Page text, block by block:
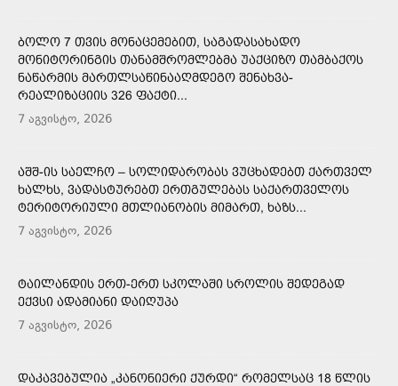
ᲑᲝᲚᲝ 7 ᲗᲕᲘᲡ ᲛᲝᲜᲐᲪᲔᲛᲔᲑᲘᲗ, ᲡᲐᲒᲐᲓᲐᲡᲐᲮᲐᲓᲝ
ᲛᲝᲜᲘᲢᲝᲠᲘᲜᲒᲘᲡ ᲗᲐᲜᲐᲛᲨᲠᲝᲛᲚᲔᲑᲛᲐ ᲣᲐᲥᲪᲘᲖᲝ ᲗᲐᲛᲑᲐᲥᲝᲡ
ᲜᲐᲬᲐᲠᲛᲘᲡ ᲛᲐᲠᲗᲚᲡᲐᲬᲘᲜᲐᲐᲦᲛᲓᲔᲒᲝ ᲨᲔᲜᲐᲮᲕᲐ-
ᲠᲔᲐᲚᲘᲖᲐᲪᲘᲘᲡ 326 ᲤᲐᲥᲢᲘ...
7 აგვისტო, 2026
ᲐᲨᲨ-ᲘᲡ ᲡᲐᲔᲚᲩᲝ – ᲡᲝᲚᲘᲓᲐᲠᲝᲑᲐᲡ ᲕᲣᲪᲮᲐᲓᲔᲑᲗ ᲥᲐᲠᲗᲕᲔᲚ
ᲮᲐᲚᲮᲡ, ᲕᲐᲓᲐᲡᲢᲣᲠᲔᲑᲗ ᲔᲠᲗᲒᲣᲚᲔᲑᲐᲡ ᲡᲐᲥᲐᲠᲗᲕᲔᲚᲝᲡ
ᲢᲔᲠᲘᲢᲝᲠᲘᲣᲚᲘ ᲛᲗᲚᲘᲐᲜᲝᲑᲘᲡ ᲛᲘᲛᲐᲠᲗ, ᲮᲐᲖᲡ...
7 აგვისტო, 2026
ᲢᲐᲘᲚᲐᲜᲓᲘᲡ ᲔᲠᲗ-ᲔᲠᲗ ᲡᲙᲝᲚᲐᲨᲘ ᲡᲠᲝᲚᲘᲡ ᲨᲔᲓᲔᲒᲐᲓ
ᲔᲥᲕᲡᲘ ᲐᲓᲐᲛᲘᲐᲜᲘ ᲓᲐᲘᲦᲣᲞᲐ
7 აგვისტო, 2026
ᲓᲐᲙᲐᲕᲔᲑᲣᲚᲘᲐ „ᲙᲐᲜᲝᲜᲘᲔᲠᲘ ᲥᲣᲠᲓᲘ“ ᲠᲝᲛᲔᲚᲡᲐᲪ 18 ᲬᲚᲘᲡ